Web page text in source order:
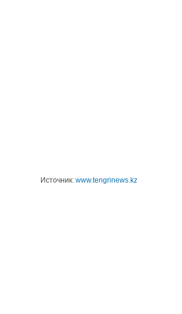
Источник: www.tengrinews.kz